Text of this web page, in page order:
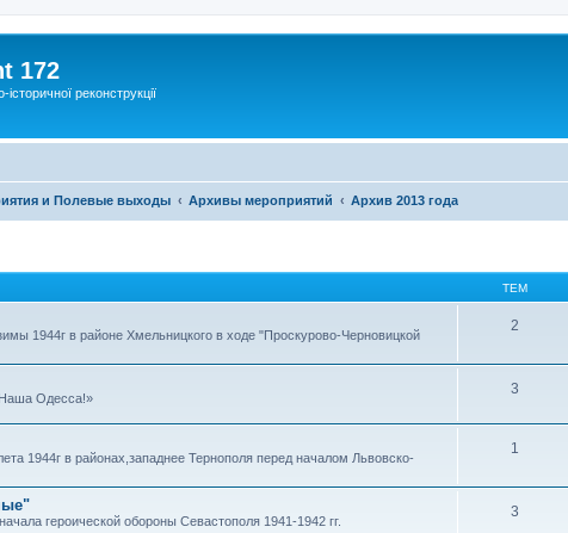
172
реконструкції
и Полевые выходы Архивы мероприятий Архив 2013 года
ТЕМ
1944г в районе Хмельницкого в ходе "Проскурово-Черновицкой
2
Одесса!»
3
1944г в районах,западнее Тернополя перед началом Львовско-
1
героической обороны Севастополя 1941-1942 гг.
3